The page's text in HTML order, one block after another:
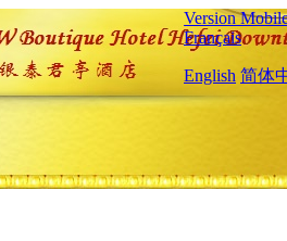
Version
Français
English 简体